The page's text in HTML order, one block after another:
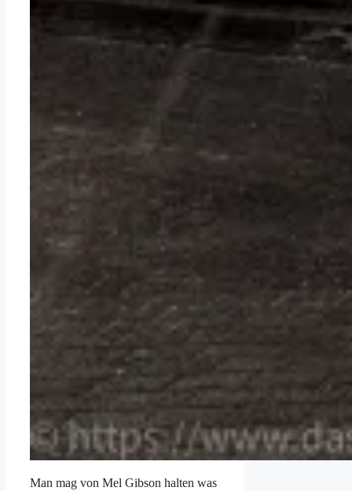
Man mag von Mel Gibson halten was